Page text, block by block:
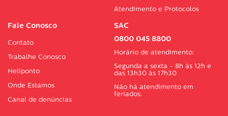
Atendimento e Protocolos
Fale Conosco
Contato
Trabalhe Conosco
Heliponto
Onde Estamos
Canal de denúncias
SAC
0800 045 8800
Horário de atendimento:
Segunda a sexta - 8h às 12h e
das 13h30 às 17h30
Não há atendimento em
feriados.